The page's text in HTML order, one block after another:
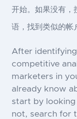
开始。如果没有，
语，找到类似的帐
After
competitive
marketers in
already know
start by
not, search for